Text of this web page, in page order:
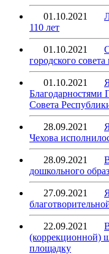
01.10.2021
110 лет
01.10.2021
городского
01.10.2021
Благодарностями
Совета
28.09.2021
Чехова
28.09.2021
дошкольного
27.09.2021
22.09.2021
(коррекционной)
площадку